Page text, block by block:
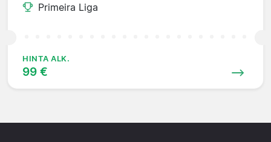
Primeira Liga
HINTA ALK.
99 €